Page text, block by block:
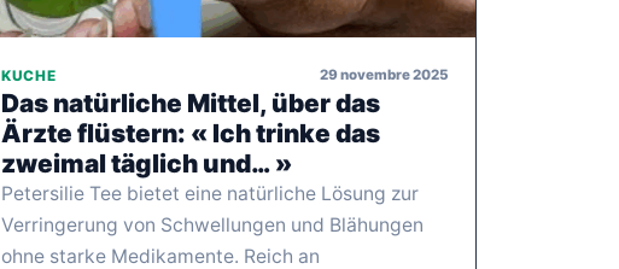
KUCHE 29 novembre 2025
Das natürliche Mittel, über das
Ärzte flüstern: « Ich trinke das
zweimal täglich und… »
Petersilie Tee bietet eine natürliche Lösung zur
Verringerung von Schwellungen und Blähungen
ohne starke Medikamente. Reich an